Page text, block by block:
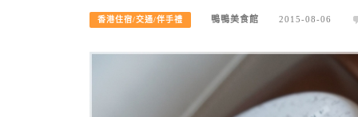
香港住宿/交通/伴手禮 鴨鴨美食館 2015-08-06